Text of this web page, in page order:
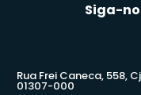
Siga-
Rua Frei Caneca, 558,
01307-000